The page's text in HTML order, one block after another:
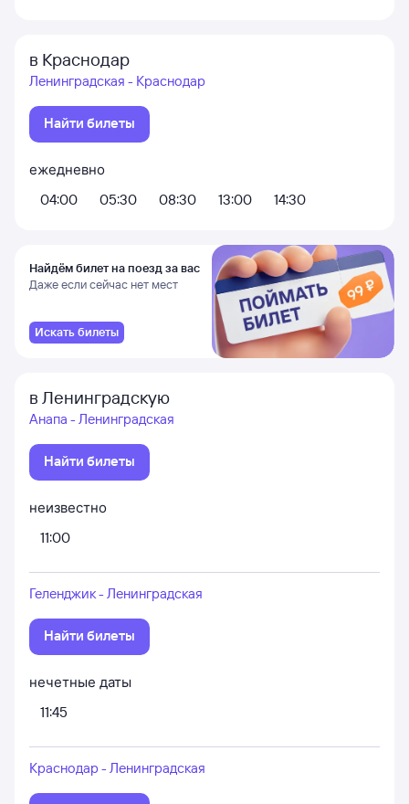
в Краснодар
Ленинградская - Краснодар
Найти билеты
ежедневно
04:00
05:30 08:30 13:00 14:30
Найдём билет на поезд за вас
Даже если сейчас нет мест
Искать билеты
в Ленинградскую
Анапа - Ленинградская
Найти билеты
неизвестно
11:00
Геленджик - Ленинградская
Найти билеты
нечетные даты
11:45
Краснодар - Ленинградская